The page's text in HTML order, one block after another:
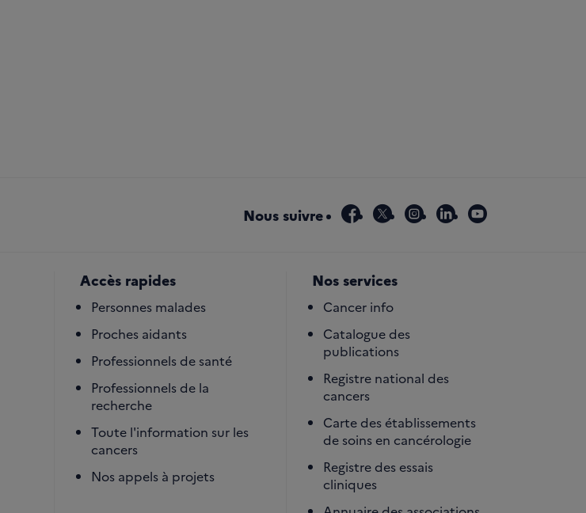
Nous suivre facebook
x instagram
linkedinyoutube
Accès rapides
Personnes malades
Proches aidants
Professionnels de santé
Professionnels de la
recherche
Toute l'information sur les
cancers
Nos appels à projets
Nos services
Cancer info
Catalogue des
publications
Registre national des
cancers
Carte des établissements
de soins en cancérologie
Registre des essais
cliniques